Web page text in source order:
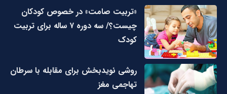
«تربیت صامت» در خصوص کودکان
چیست؟/ سه دوره ۷ ساله برای تربیت
کودک
روشی نویدبخش برای مقابله با سرطان
تهاجمی مغز